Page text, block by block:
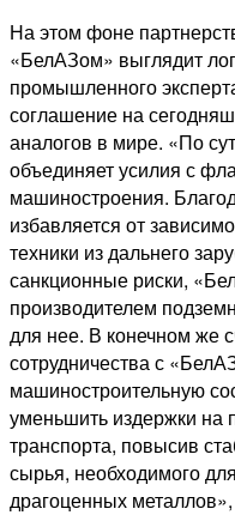
На этом фоне
«БелАЗом» выглядит
промышленного
соглашение на
аналогов в мире. «По
объединяет усилия с
машиностроения.
избавляется от
техники из дальнего
санкционные риски,
производителем
для нее. В конечном же
сотрудничества с
машиностроительную
уменьшить издержки на
транспорта, повысив
сырья, необходимого
драгоценных